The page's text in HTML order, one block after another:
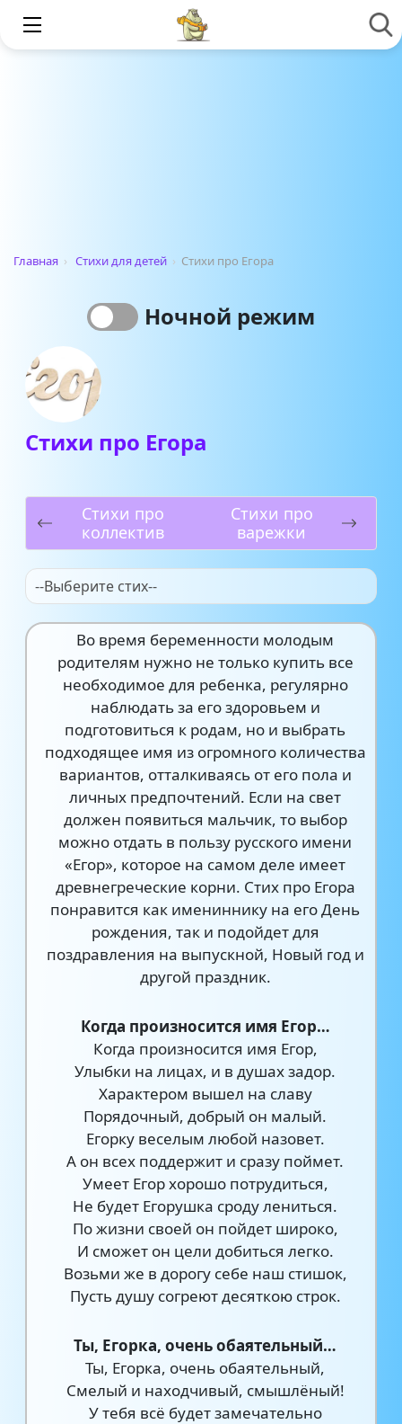
Главная › Стихи для детей › Стихи про Егора
Ночной режим
Стихи про Егора
Стихи про
коллектив
Стихи про
варежки
--Выберите стих--
Во время беременности молодым
родителям нужно не только купить все
необходимое для ребенка, регулярно
наблюдать за его здоровьем и
подготовиться к родам, но и выбрать
подходящее имя из огромного количества
вариантов, отталкиваясь от его пола и
личных предпочтений. Если на свет
должен появиться мальчик, то выбор
можно отдать в пользу русского имени
«Егор», которое на самом деле имеет
древнегреческие корни. Стих про Егора
понравится как имениннику на его День
рождения, так и подойдет для
поздравления на выпускной, Новый год и
другой праздник.
Когда произносится имя Егор…
Когда произносится имя Егор,
Улыбки на лицах, и в душах задор.
Характером вышел на славу
Порядочный, добрый он малый.
Егорку веселым любой назовет.
А он всех поддержит и сразу поймет.
Умеет Егор хорошо потрудиться,
Не будет Егорушка сроду лениться.
По жизни своей он пойдет широко,
И сможет он цели добиться легко.
Возьми же в дорогу себе наш стишок,
Пусть душу согреют десяткою строк.
Ты, Егорка, очень обаятельный…
Ты, Егорка, очень обаятельный,
Смелый и находчивый, смышлёный!
У тебя всё будет замечательно